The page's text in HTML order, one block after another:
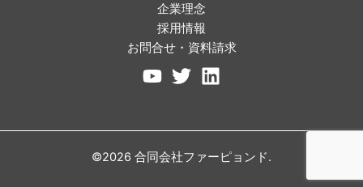
企業理念
採用情報
お問合せ・資料請求
©2026 合同会社ファーピョンド.